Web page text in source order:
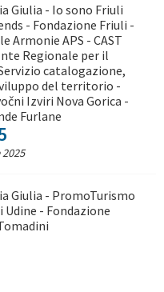
Giulia - Io sono Friuli
- Fondazione Friuli -
Armonie APS - CAST
Regionale per il
catalogazione,
del territorio -
Izviri Nova Gorica -
Furlane
Giulia - PromoTurismo
Udine - Fondazione